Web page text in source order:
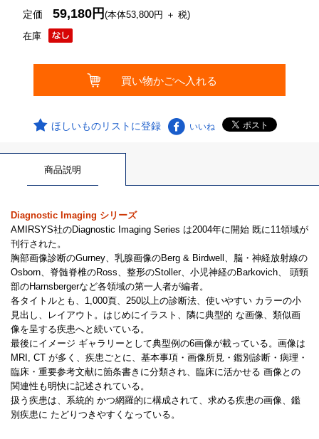
在庫
定価59,180円(本体53,800円 ＋ 税)
ほしいものリストに登録 いいね
商品説明
Diagnostic Imaging シリーズ
AMIRSYS社のDiagnostic Imaging Series は2004年に開始 既に11領域が
刊行された。
胸部画像診断のGurney、乳腺画像のBerg & Birdwell、脳・神経放射線の
Osborn、脊髄脊椎のRoss、整形のStoller、小児神経のBarkovich、 頭頸
部のHarnsbergerなど各領域の第一人者が編者。
各タイトルとも、1,000頁、250以上の診断法、使いやすい カラーの小
見出し、レイアウト。はじめにイラスト、隣に典型的 な画像、類似画
像を呈する疾患へと続いている。
最後にイメージ ギャラリーとして典型例の6画像が載っている。画像は
MRI, CT が多く、疾患ごとに、基本事項・画像所見・鑑別診断・病理・
臨床・重要参考文献に箇条書きに分類され、臨床に活かせる 画像との
関連性も明快に記述されている。
扱う疾患は、系統的 かつ網羅的に構成されて、求める疾患の画像、鑑
別疾患に たどりつきやすくなっている。